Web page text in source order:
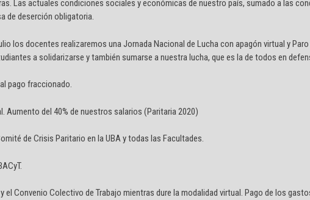
Las actuales condiciones sociales y económicas de nuestro país, sumado a las
de deserción obligatoria.
los docentes realizaremos una Jornada Nacional de Lucha con apagón virtual y
a solidarizarse y también sumarse a nuestra lucha, que es la de todos en
pago fraccionado.
Aumento del 40% de nuestros salarios (Paritaria 2020)
de Crisis Paritario en la UBA y todas las Facultades.
el Convenio Colectivo de Trabajo mientras dure la modalidad virtual. Pago de los